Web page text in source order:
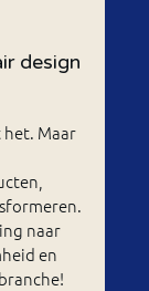
design
Maar
naar
en